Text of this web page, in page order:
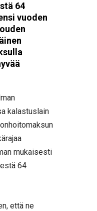
64
vuoden
kalastuslain
mukaisesti
64
että ne